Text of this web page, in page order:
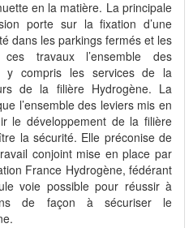
en la matière. La principale
porte sur la fixation d’une
dans les parkings fermés et les
travaux l’ensemble des
y compris les services de la
de la filière Hydrogène. La
l’ensemble des leviers mis en
le développement de la filière
la sécurité. Elle préconise de
conjoint mise en place par
France Hydrogène, fédérant
voie possible pour réussir à
de façon à sécuriser le